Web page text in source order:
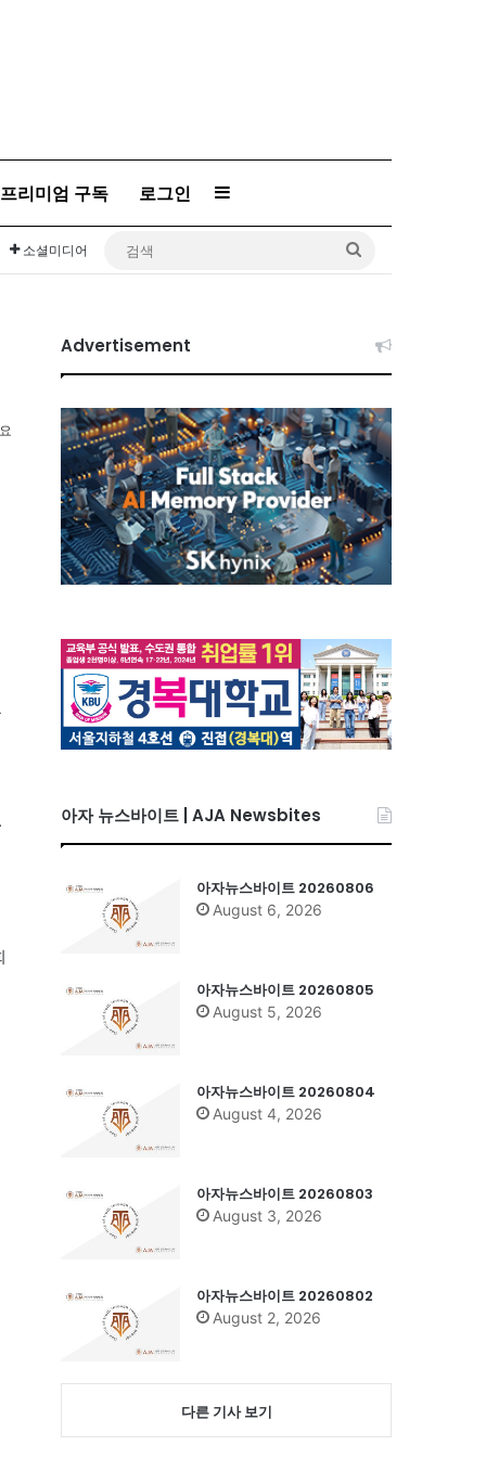
프리미엄 구독 로그인 Sidebar
소셜미디어
Advertisement
아자 뉴스바이트 | AJA Newsbites
아자뉴스바이트 20260806
August 6, 2026
아자뉴스바이트 20260805
August 5, 2026
아자뉴스바이트 20260804
August 4, 2026
아자뉴스바이트 20260803
August 3, 2026
아자뉴스바이트 20260802
August 2, 2026
다른 기사 보기